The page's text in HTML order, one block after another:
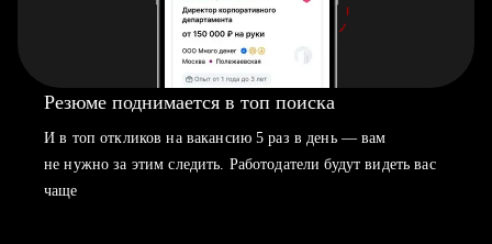
Резюме поднимается в топ поиска
И в топ откликов на вакансию 5 раз в день — вам
не нужно за этим следить. Работодатели будут видеть вас
чаще